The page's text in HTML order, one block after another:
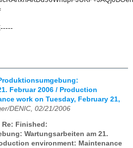
Februar 2006 / Production
work on Tuesday, February 21,
DENIC, 02/21/2006
Re: Finished:
Wartungsarbeiten am 21.
environment: Maintenance